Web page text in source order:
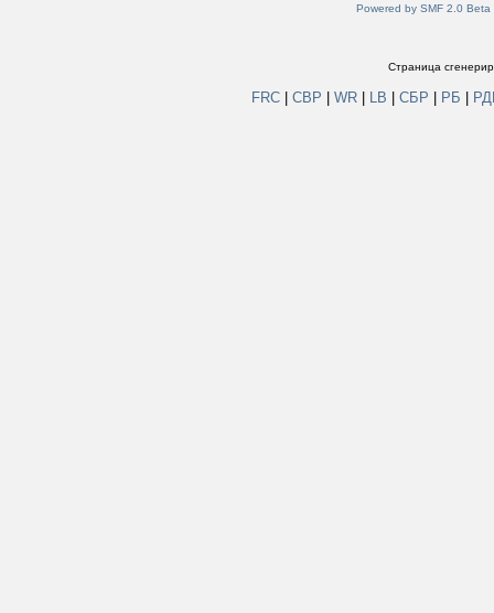
Powered by SMF 2.0 Beta
Страница
FRC СВР WR LB СБР РБ